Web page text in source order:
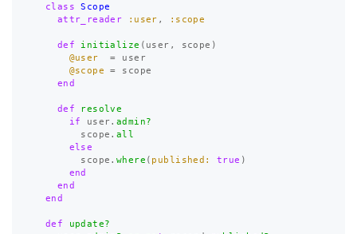
class
Scope
attr_reader
:user , :scope
def initialize ( user , scope )
@user
=
user
@scope
=
scope
end
def
resolve
if
user. admin?
scope . all
else
scope . where ( published: true )
end
end
end
def
update?